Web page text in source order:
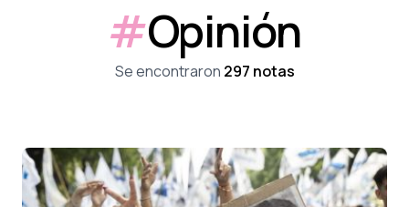
#Opinión
Se encontraron 297 notas